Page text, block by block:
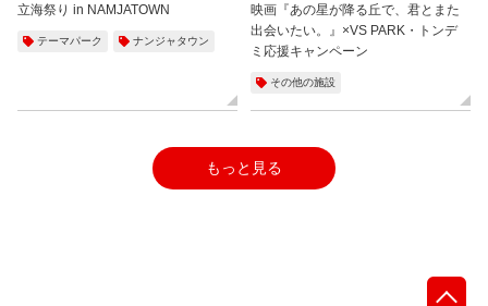
立海祭り in NAMJATOWN
テーマパーク ナンジャタウン
映画『あの星が降る丘で、君とまた
出会いたい。』×VS PARK・トンデ
ミ応援キャンペーン
その他の施設
もっと見る